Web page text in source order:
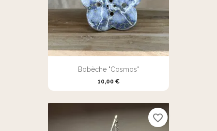
Bobèche "Cosmos"
10,00 €
favorite_border